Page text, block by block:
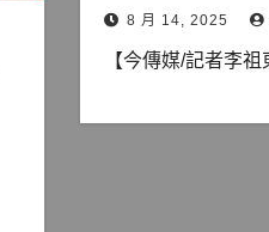
8 月 14, 2025
【今傳媒/記者李